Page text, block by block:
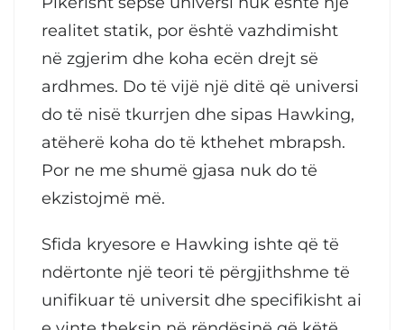
realitet statik, por është vazhdimisht
në zgjerim dhe koha ecën drejt së
ardhmes. Do të vijë një ditë që universi
do të nisë tkurrjen dhe sipas Hawking,
atëherë koha do të kthehet mbrapsh.
Por ne me shumë gjasa nuk do të
ekzistojmë më.
Sfida kryesore e Hawking ishte që të
ndërtonte një teori të përgjithshme të
unifikuar të universit dhe specifikisht ai